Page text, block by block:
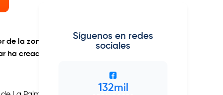
de la zona conocida como
ha creado emanación de
Síguenos en redes
sociales
132mil